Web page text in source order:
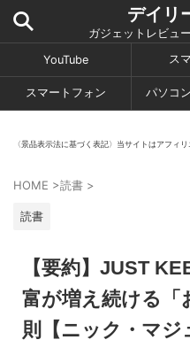
デイリ
ガジェットレビュ
YouTube ス
スマートフォン パソコ
〈景品表示法に基づく表記〉当サイトはアフィ
HOME >読書 >
読書
【要約】JUST
富が増え続ける「
則【ニック・マジ